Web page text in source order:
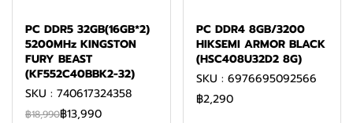
PC DDR5 32GB(16GB*2)
5200MHz KINGSTON
FURY BEAST
(KF552C40BBK2-32)
SKU : 740617324358
฿18,990฿13,990
PC DDR4 8GB/3200
HIKSEMI ARMOR BLACK
(HSC408U32D2 8G)
SKU : 6976695092566
฿2,290